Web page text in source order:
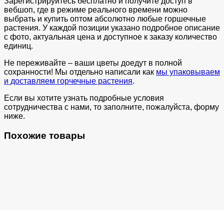
вебшоп, где в режиме реального времени можно
выбрать и купить оптом абсолютно любые горшечные
растения. У каждой позиции указано подробное описание
с фото, актуальная цена и доступное к заказу количество
единиц.
Не переживайте – ваши цветы доедут в полной
сохранности! Мы отдельно написали как мы упаковываем
и доставляем горчечные растения.
Если вы хотите узнать подробные условия
сотрудничества с нами, то заполните, пожалуйста, форму
ниже.
Похожие товары